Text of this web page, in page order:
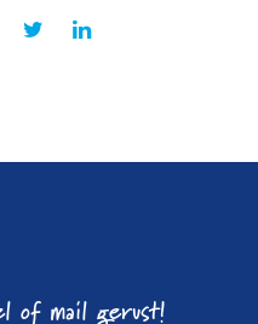
of mail gerust!